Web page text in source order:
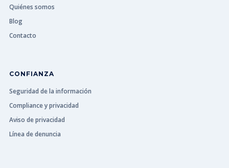
Quiénes somos
Blog
Contacto
CONFIANZA
Seguridad de la información
Compliance y privacidad
Aviso de privacidad
Línea de denuncia